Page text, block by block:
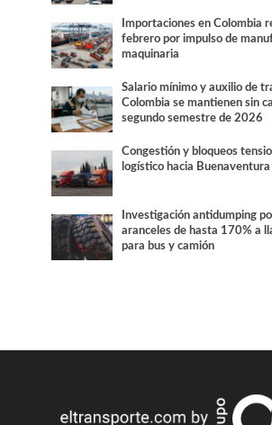
Importaciones en Colombia
febrero por impulso de
maquinaria
Salario mínimo y auxilio de
Colombia se mantienen sin
segundo semestre de 2026
Congestión y bloqueos
logístico hacia Buenaventura
Investigación antidumping
aranceles de hasta 170% a
para bus y camión